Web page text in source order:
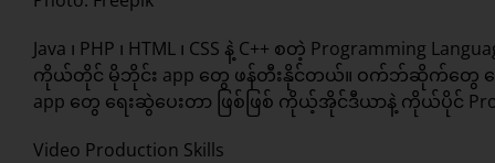
Java ၊ PHP ၊ HTML ၊ CSS နဲ့ C++ စတဲ့
ကိုယ်တိုင် မိုဘိုင်း app တွေ ဖန်တီးနိုင်တယ်။ ဝက်ဘ်ဆိုက်တွေ ရ
app တွေ ရေးဆွဲပေးတာ ဖြစ်ဖြစ် ကိုယ့်အိုင်ဒီယာနဲ့ ကိုယ်ပိုင်
Video Production Skills